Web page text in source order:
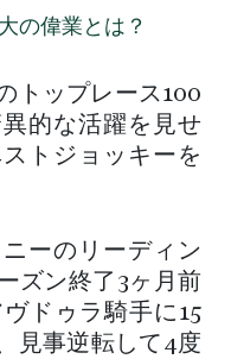
の偉業とは？
トップレース100
的な活躍を見せ
トジョッキーを
ーのリーディン
ズン終了3ヶ月前
ドゥラ騎手に15
見事逆転して4度